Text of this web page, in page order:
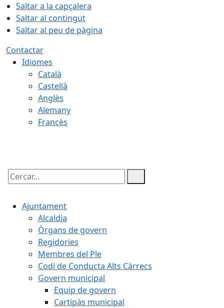
Saltar a la capçalera
Saltar al contingut
Saltar al peu de pàgina
Contactar
Idiomes
Català
Castellà
Anglès
Alemany
Francès
Cercar:
Ajuntament
Alcaldia
Òrgans de govern
Regidories
Membres del Ple
Codi de Conducta Alts Càrrecs
Govern municipal
Equip de govern
Cartipàs municipal